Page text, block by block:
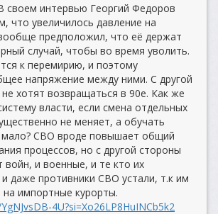
своем интервью Георгий Федоров
что увеличилось давление на
предположил, что её держат
случай, чтобы во время уволить.
к перемирию, и поэтому
напряжение между ними. С другой
хотят возвращаться в 90е. Как же
власти, если смена отдельных
не меняет, а обучать
мало? СВО вроде повышает общий
процессов, но с другой стороны
войн, и военные, и те кто их
даже противники СВО устали, т.к им
импортные курорты.
4U?si=Xo26LP8HuINCb5k2